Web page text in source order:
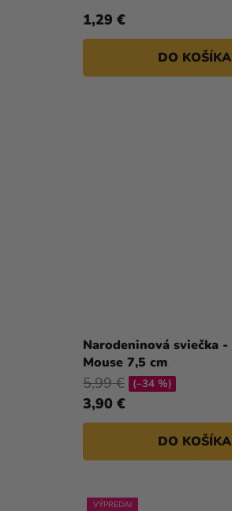
1,29 €
DO KOŠÍKA
Narodeninová sviečka - Minnie
Mouse 7,5 cm
3,90 €
5,99 € (–34 %)
DO KOŠÍKA
VÝPREDAJ